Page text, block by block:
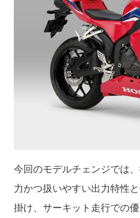
今回のモデルチェンジでは
力かつ扱いやすい出力特性
掛け、サーキット走行での